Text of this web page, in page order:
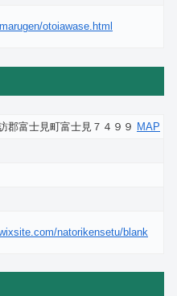
otoiawase.html
郡富士見町富士見７４９９ MAP
natorikensetu/blank